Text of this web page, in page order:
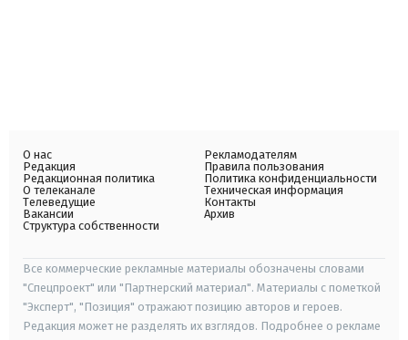
О нас
Редакция
Редакционная политика
О телеканале
Телеведущие
Вакансии
Структура собственности
Рекламодателям
Правила пользования
Политика конфиденциальности
Техническая информация
Контакты
Архив
Все коммерческие рекламные материалы обозначены словами
"Спецпроект" или "Партнерский материал". Материалы с пометкой
"Эксперт", "Позиция" отражают позицию авторов и героев.
Редакция может не разделять их взглядов. Подробнее о рекламе